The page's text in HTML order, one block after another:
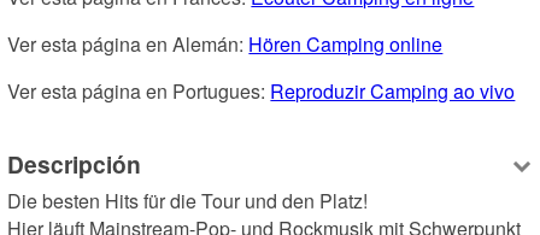
Ver esta página en Alemán: Hören Camping online
Ver esta página en Portugues: Reproduzir Camping ao vivo
Descripción
Die besten Hits für die Tour und den Platz!
Hier läuft Mainstream-Pop- und Rockmusik mit Schwerpunkt